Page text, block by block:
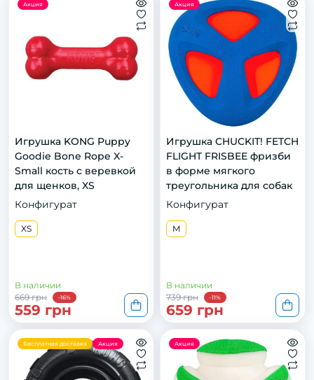
Акция
Игрушка KONG Puppy
Goodie Bone Rope X-
Small кость с веревкой
для щенков, XS
Конфигурат
XS
В наличии
669 грн
-16%
559 грн
Акция
Игрушка CHUCKIT! FETCH
FLIGHT FRISBEE фризби
в форме мягкого
треугольника для собак
Конфигурат
M
В наличии
739 грн
-11%
659 грн
Бесплатная доставка Акция Акция